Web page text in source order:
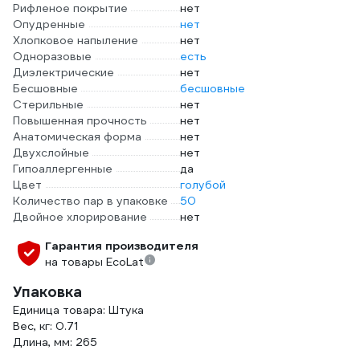
Рифленое покрытие
нет
Опудренные
нет
Хлопковое напыление
нет
Одноразовые
есть
Диэлектрические
нет
Бесшовные
бесшовные
Стерильные
нет
Повышенная прочность
нет
Анатомическая форма
нет
Двухслойные
нет
Гипоаллергенные
да
Цвет
голубой
Количество пар в упаковке
50
Двойное хлорирование
нет
Гарантия производителя
на товары EcoLat
Упаковка
Единица товара: Штука
Вес, кг: 0.71
Длина, мм: 265